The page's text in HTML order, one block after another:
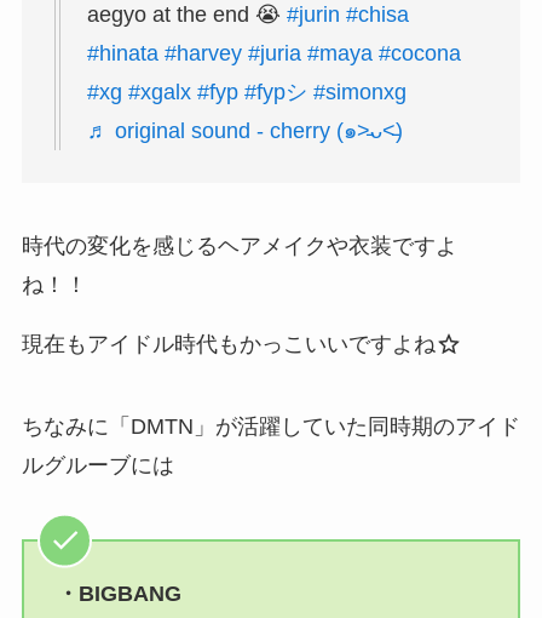
aegyo at the end 😭 #jurin #chisa
#hinata #harvey #juria #maya #cocona
#xg #xgalx #fyp #fypシ #simonxg
♬ original sound - cherry (๑˃̵ᴗ˂̵)
時代の変化を感じるヘアメイクや衣装ですよ
ね！！
現在もアイドル時代もかっこいいですよね
ちなみに「DMTN」が活躍していた同時期のアイド
ルグルーブには
・BIGBANG